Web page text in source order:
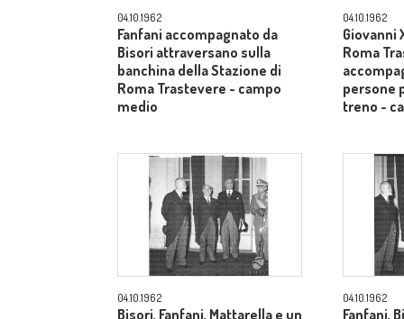
04.10.1962
Fanfani accompagnato da
Bisori attraversano sulla
banchina della Stazione di
Roma Trastevere - campo
medio
04.10.1962
Giovanni
Roma
persone
treno -
04.10.1962
Bisori, Fanfani, Mattarella e un
04.10.1962
Fanfani,